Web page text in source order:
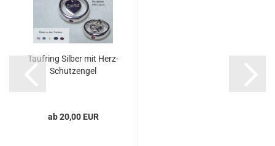
Taufring Silber mit Herz-
Schutzengel
ab 20,00 EUR